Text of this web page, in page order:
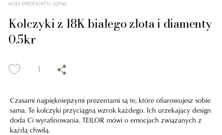
KOD PRODUKTU: 53745
Kolczyki z 18K białego złota i diamenty
0.5kr
Czasami najpiękniejszymi prezentami są te, które ofiarowujesz sobie
sama. Te kolczyki przyciągną wzrok każdego. Ich urzekający design
doda Ci wyrafinowania. TEILOR mówi o emocjach związanych z
każdą chwilą.